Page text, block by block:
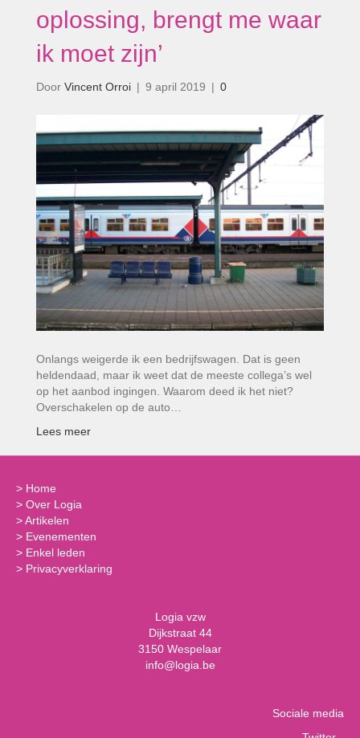
oplossing, brengt me waar
ik moet zijn’
Door Vincent Orroi | 9 april 2019 | 0
Onlangs weigerde ik een bedrijfswagen. Dat is geen
heldendaad, maar ik weet dat de meeste collega’s wel
op het aanbod ingingen. Waarom deed ik het niet?
Overschakelen op de auto…
Lees meer
> Home
> Over Logia
>Artikelen
> Evenementen
> Enkel leden
> Privacyverklaring
Logia vzw
Dijkstraat 44
3150 Wespelaar
info@logia.be
Sociale media